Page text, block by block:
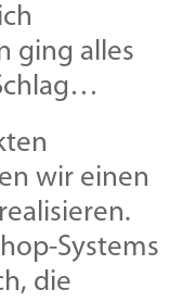
ging alles
wir einen
Systems
die